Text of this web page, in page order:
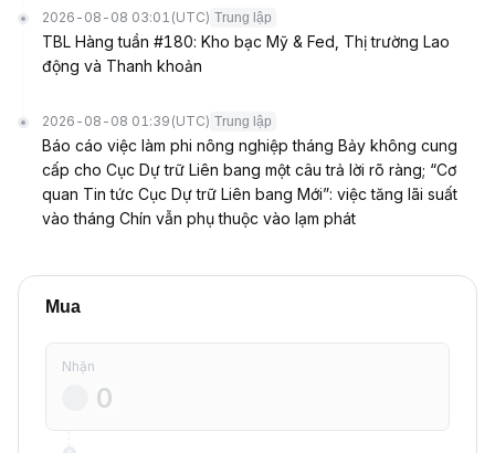
2026-08-08 03:01 (UTC) Trung lập
TBL Hàng tuần #180: Kho bạc Mỹ & Fed, Thị trường Lao
động và Thanh khoản
2026-08-08 01:39 (UTC) Trung lập
Báo cáo việc làm phi nông nghiệp tháng Bảy không cung
cấp cho Cục Dự trữ Liên bang một câu trả lời rõ ràng; “Cơ
quan Tin tức Cục Dự trữ Liên bang Mới”: việc tăng lãi suất
vào tháng Chín vẫn phụ thuộc vào lạm phát
Mua
Nhận